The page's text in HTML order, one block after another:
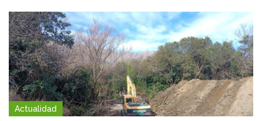
Actualidad